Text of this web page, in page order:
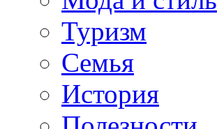
Туризм
Семья
История